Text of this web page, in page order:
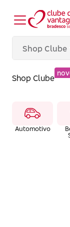
Shop Clube
Automotivo